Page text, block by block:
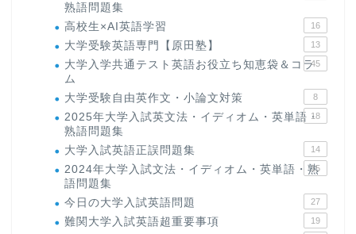
熟語問題集
高校生×AI英語学習 16
大学受験英語専門【原田塾】 13
大学入学共通テスト英語お役立ち知恵袋＆コラ
ム
45
大学受験自由英作文・小論文対策 8
2025年大学入試英文法・イディオム・英単語・
熟語問題集
18
大学入試英語正誤問題集 14
2024年大学入試文法・イディオム・英単語・熟
語問題集
15
今日の大学入試英語問題 27
難関大学入試英語超重要事項 19